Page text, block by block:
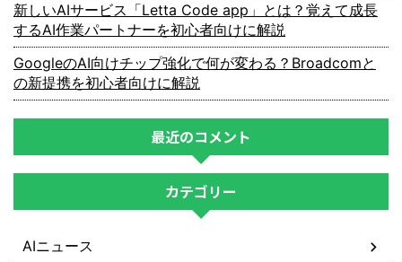
新しいAIサービス「Letta Code app」とは？覚えて成長
するAI作業パートナーを初心者向けに解説
GoogleのAI向けチップ強化で何が変わる？Broadcomと
の新提携を初心者向けに解説
最近のコメント
カテゴリー
AIニュース